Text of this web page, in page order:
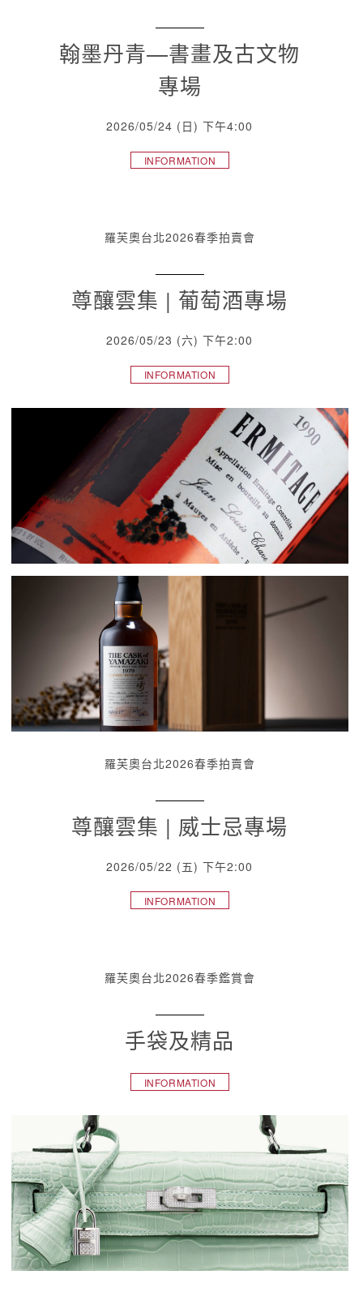
翰墨丹青—書畫及古文物
專場
2026/05/24 (日) 下午4:00
INFORMATION
羅芙奧台北2026春季拍賣會
尊釀雲集 | 葡萄酒專場
2026/05/23 (六) 下午2:00
INFORMATION
羅芙奧台北2026春季拍賣會
尊釀雲集 | 威士忌專場
2026/05/22 (五) 下午2:00
INFORMATION
羅芙奧台北2026春季鑑賞會
手袋及精品
INFORMATION